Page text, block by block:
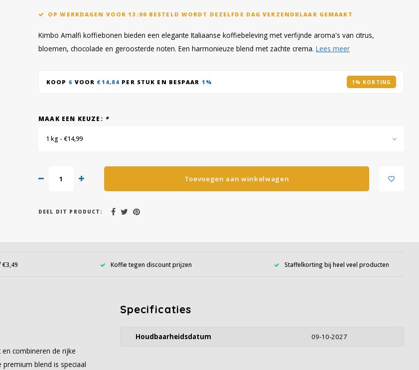
OP WERKDAGEN VOOR 13:00 BESTELD WORDT DEZELFDE DAG VERZENDKLAAR GEMAAKT
Kimbo Amalfi koffiebonen bieden een elegante Italiaanse koffiebeleving met verfijnde aroma's van citrus,
bloemen, chocolade en geroosterde noten. Een harmonieuze blend met zachte crema. Lees meer
KOOP 6 VOOR €14,84 PER STUK EN BESPAAR 1% 1% KORTING
MAAK EEN KEUZE: *
1 kg - €14,99
Toevoegen aan winkelwagen
DEEL DIT PRODUCT:
€3,49 Koffie tegen discount prijzen Staffelkorting bij heel veel producten
combineren de rijke
blend is speciaal
Specificaties
Houdbaarheidsdatum 09-10-2027